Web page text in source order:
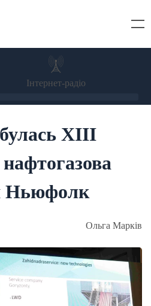
Інтернет-радіо
ХІІІ
Ньюфолк
Ольга Марків